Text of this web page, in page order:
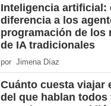
Inteligencia artificial:
diferencia a los
programación de los
de IA tradicionales
por Jimena Díaz
Cuánto cuesta viajar
del que hablan todos